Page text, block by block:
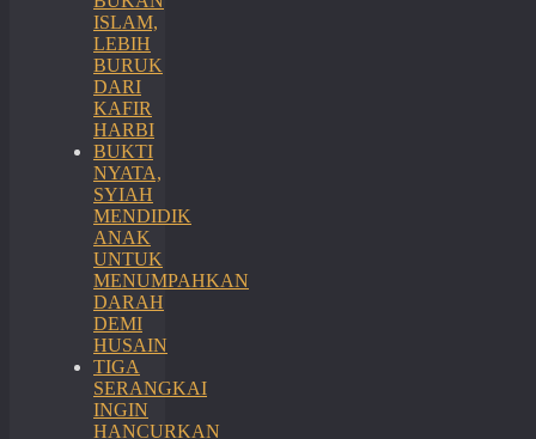
ISLAM,
LEBIH
BURUK
DARI
KAFIR
HARBI
BUKTI
NYATA,
SYIAH
MENDIDIK
ANAK
UNTUK
MENUMPAHKAN
DARAH
DEMI
HUSAIN
TIGA
SERANGKAI
INGIN
HANCURKAN